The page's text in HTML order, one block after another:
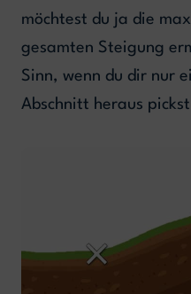
möchtest du ja die
gesamten Steigung
Sinn, wenn du dir nur
Abschnitt heraus